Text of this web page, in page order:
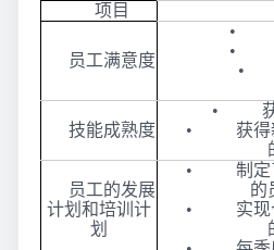
项目
员工满意度
• IT
•
•
技能成熟度
• 获
• 获得新
员工的发展
计划和培训计
划
• 制定了
的
• 实现个